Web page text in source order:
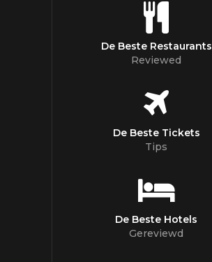
De Beste Restaurants
Reviewed
De Beste Tickets
Tips
De Beste Hotels
Gereviewd